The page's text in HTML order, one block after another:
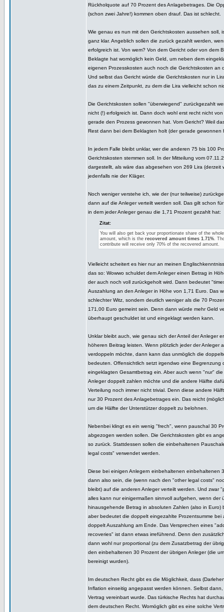
Rückholquote auf 70 Prozent des Anlagebetrages. Die
(schon zwei Jahre!) kommen oben drauf. Das ist schlecht.
Wie genau es nun mit den Gerichtskosten aussehen soll,
ganz klar. Angeblich sollen die zurück gezahlt werden,
erfolgreich ist. Von wem? Von dem Gericht oder von dem
Beklagte hat womöglich kein Geld, um neben dem
eigenen Prozesskosten auch noch die Gerichtskosten an
Und selbst das Gericht würde die Gerichtskosten nur in
das zu einem Zeitpunkt, zu dem die Lira vielleicht schon
Die Gerichtskosten sollen "überwiegend" zurückgezahlt
nicht (!) erfolgreich ist. Dann doch wohl erst recht nicht
gerade den Prozess gewonnen hat. Vom Gericht? Weil
Rest dann bei dem Beklagten holt (der gerade gewonnen
In jedem Falle bleibt unklar, wer die anderen 75 bis 100
Gerichtskosten stemmen soll. In der Mitteilung vom
dargestellt, als wäre das abgesehen von 269 Lira (derzeit
jedenfalls nie der Kläger.
Noch weniger verstehe ich, wie der (nur teilweise)
dann auf die Anleger verteilt werden soll. Das gilt schon
in dem jeder Anleger genau die 1,71 Prozent gezahlt hat:
Zitat:
You will also get back your proportionate share of the
amount, which is the recovered amount times 1.71%.
contribute will receive only 70% of the recovered amount.
Vielleicht scheitert es hier nur an meinen
das so: Wowwo schuldet dem Anleger einen Betrag in
der auch noch voll zurückgeholt wird. Dann bedeutet
Auszahlung an den Anleger in Höhe von 1,71 Euro. Das
schlechter Witz, sondern deutlich weniger als die 70
171,00 Euro gemeint sein. Denn dann würde mehr Geld
überhaupt geschuldet ist und eingeklagt werden kann.
Unklar bleibt auch, wie genau sich der Anteil der Anleger
höheren Beitrag leisten. Wenn plötzlich jeder der Anleger
verdoppeln möchte, dann kann das unmöglich die
bedeuten. Offensichtlich setzt irgendwo eine Begrenzung
eingeklagten Gesamtbetrag ein. Aber auch wenn "nur"
Anleger doppelt zahlen möchte und die andere Hälfte
Verteilung noch immer nicht trivial. Denn diese andere
nur 30 Prozent des Anlagebetrages ein. Das reicht
um die Hälfte der Unterstützer doppelt zu belohnen.
Nebenbei klingt es ein wenig "frech", wenn pauschal 30
abgezogen werden sollen. Die Gerichtskosten gibt es
so zurück. Stattdessen sollen die einbehaltenen
legal costs" verwendet werden.
Diese bei einigen Anlegern einbehaltenen einbehaltenen
dann also sein, die (wenn nach den "other legal costs"
bleibt) auf die anderen Anleger verteilt werden. Und zwar
alles kann nur einigermaßen sinnvoll aufgehen, wenn der
hinausgehende Betrag in absoluten Zahlen (also in Euro)
aber bedeutet die doppelt eingezahlte Prozentsumme bei
doppelt Auszahlung am Ende. Das Versprechen eines
recoveries" ist dann etwas irreführend. Denn den
dann wohl nur proportional (zu dem Zusatzbetrag der
den einbehaltenen 30 Prozent der übrigen Anleger (die
bereinigt wurden).
Im deutschen Recht gibt es die Möglichkeit, dass
Inflation einseitig angepasst werden können. Selbst
Vertrag vereinbart wurde. Das türkische Rechts hat
dem deutschen Recht. Womöglich gibt es eine solche